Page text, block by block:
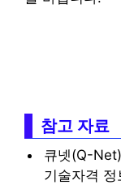
참고 자료
큐넷(Q-
기술자격 정